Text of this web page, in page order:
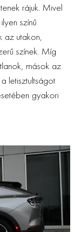
rájuk. Mivel
színű
az utakon,
színek. Míg
mások az
letisztultságot
gyakori